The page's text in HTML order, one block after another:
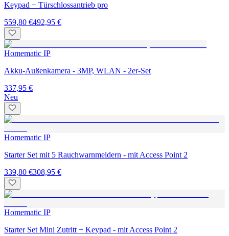
Keypad + Türschlossantrieb pro
559,80 €492,95 €
Homematic IP
Akku-Außenkamera - 3MP, WLAN - 2er-Set
337,95 €
Neu
Homematic IP
Starter Set mit 5 Rauchwarnmeldern - mit Access Point 2
339,80 €308,95 €
Homematic IP
Starter Set Mini Zutritt + Keypad - mit Access Point 2